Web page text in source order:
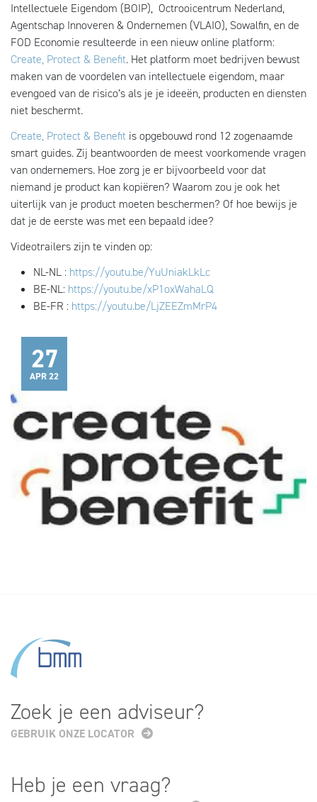
Intellectuele Eigendom (BOIP), Octrooicentrum Nederland,
Agentschap Innoveren & Ondernemen (VLAIO), Sowalfin, en de
FOD Economie resulteerde in een nieuw online platform:
Create, Protect & Benefit. Het platform moet bedrijven bewust
maken van de voordelen van intellectuele eigendom, maar
evengoed van de risico’s als je je ideeën, producten en diensten
niet beschermt.
Create, Protect & Benefit is opgebouwd rond 12 zogenaamde
smart guides. Zij beantwoorden de meest voorkomende vragen
van ondernemers. Hoe zorg je er bijvoorbeeld voor dat
niemand je product kan kopiëren? Waarom zou je ook het
uiterlijk van je product moeten beschermen? Of hoe bewijs je
dat je de eerste was met een bepaald idee?
Videotrailers zijn te vinden op:
NL-NL : https://youtu.be/YuUniakLkLc
BE-NL: https://youtu.be/xP1oxWahaLQ
BE-FR : https://youtu.be/LjZEEZmMrP4
27
APR 22
Zoek je een adviseur?
GEBRUIK ONZE LOCATOR
Heb je een vraag?